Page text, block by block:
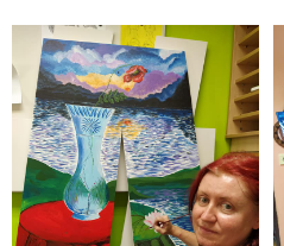
Zamestnanci
- Vedenie školy
- Pedagogickí zamestnanci
- Nepedagogickí zamestnanci